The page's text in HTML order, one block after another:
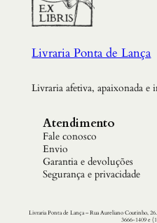
Livraria Ponta de Lança
Livraria afetiva, apaixonada e
Atendimento
Fale conosco
Envio
Garantia e devoluções
Segurança e privacidade
Livraria Ponta de Lança – Rua Aureliano Coutinho,
3666-1409 e